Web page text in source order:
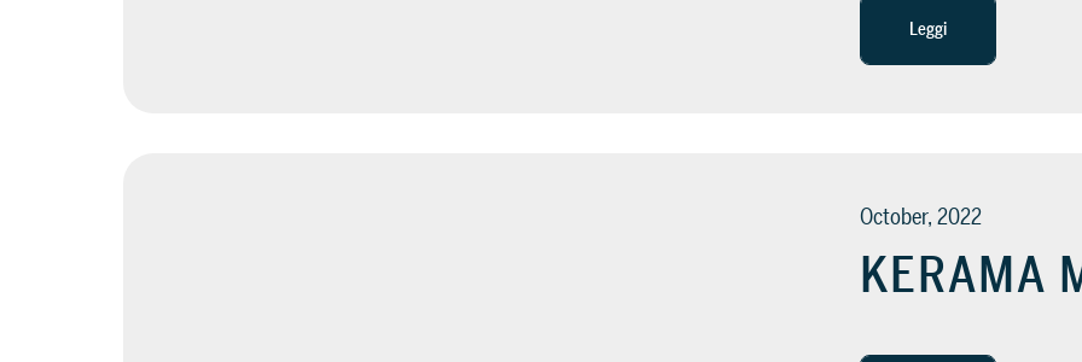
Leggi
October, 2022
KERAMA